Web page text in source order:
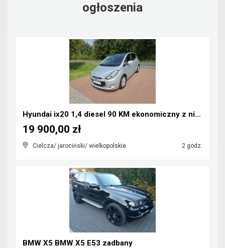
ogłoszenia
Hyundai ix20 1,4 diesel 90 KM ekonomiczny z niskim...
Cielcza/ jarociński/ wielkopolskie 2 godz.
19 900,00 zł
BMW X5 BMW X5 E53 zadbany